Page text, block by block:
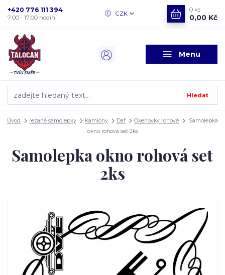
Menu
CZK
Hledat
+420 776 111 394
7:00 - 17:00 hodin
0 ks
0,00 Kč
Úvod řezané samolepky Kamiony Daf Okenovky rohové
Samolepka
okno rohová set 2ks
Samolepka okno rohová set
2ks